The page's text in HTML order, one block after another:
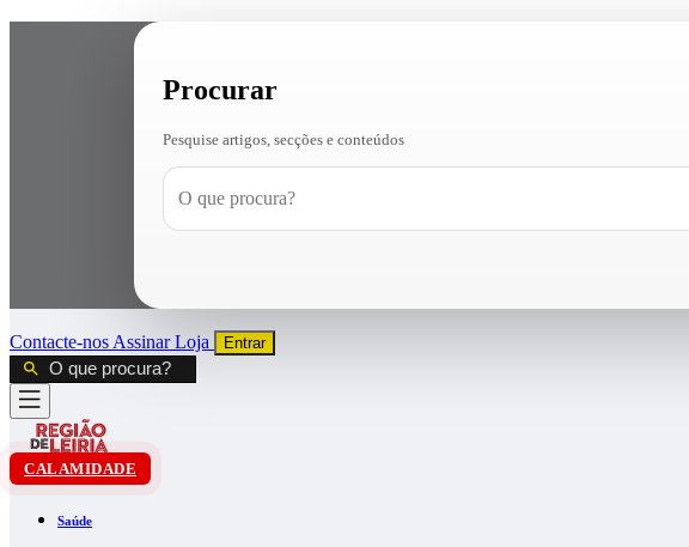
Procurar
Pesquise artigos, secções e conteúdos
Contacte-nos AssinarLoja Entrar
CALAMIDADE
Saúde